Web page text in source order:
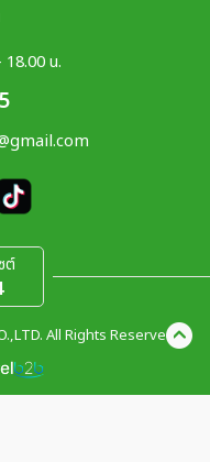
น.
ต์
All Rights Reserved.